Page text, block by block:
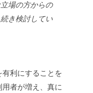
場の方からの
き検討してい
有利にすることを
者が増え、真に